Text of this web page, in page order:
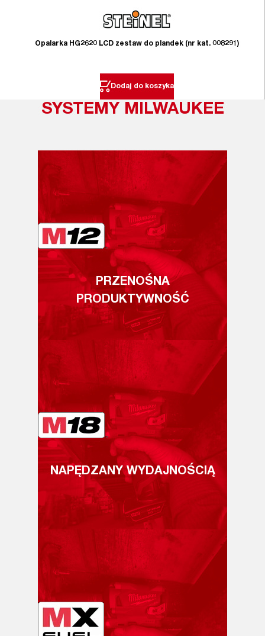
Opalarka HG2620 LCD zestaw do plandek (nr kat. 008291)
Dodaj do koszyka
SYSTEMY MILWAUKEE
PRZENOŚNA
PRODUKTYWNOŚĆ
NAPĘDZANY WYDAJNOŚCIĄ